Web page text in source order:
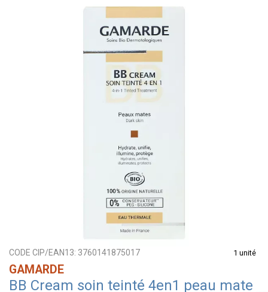
CODE CIP/EAN13: 3760141875017 1 unité
GAMARDE
BB Cream soin teinté 4en1 peau mate